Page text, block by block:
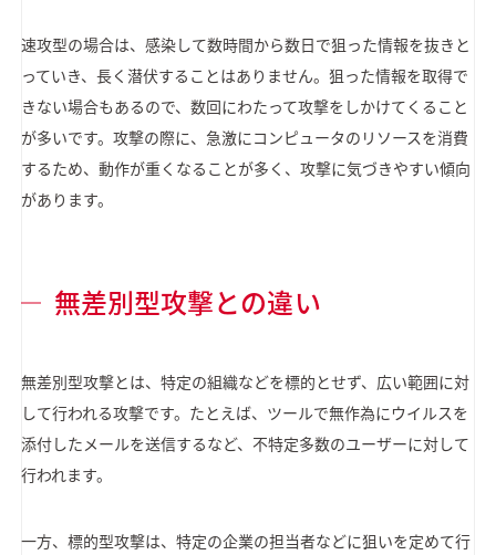
速攻型の場合は、感染して数時間から数日で狙った情報を抜きと
っていき、長く潜伏することはありません。狙った情報を取得で
きない場合もあるので、数回にわたって攻撃をしかけてくること
が多いです。攻撃の際に、急激にコンピュータのリソースを消費
するため、動作が重くなることが多く、攻撃に気づきやすい傾向
があります。
無差別型攻撃との違い
無差別型攻撃とは、特定の組織などを標的とせず、広い範囲に対
して行われる攻撃です。たとえば、ツールで無作為にウイルスを
添付したメールを送信するなど、不特定多数のユーザーに対して
行われます。
一方、標的型攻撃は、特定の企業の担当者などに狙いを定めて行